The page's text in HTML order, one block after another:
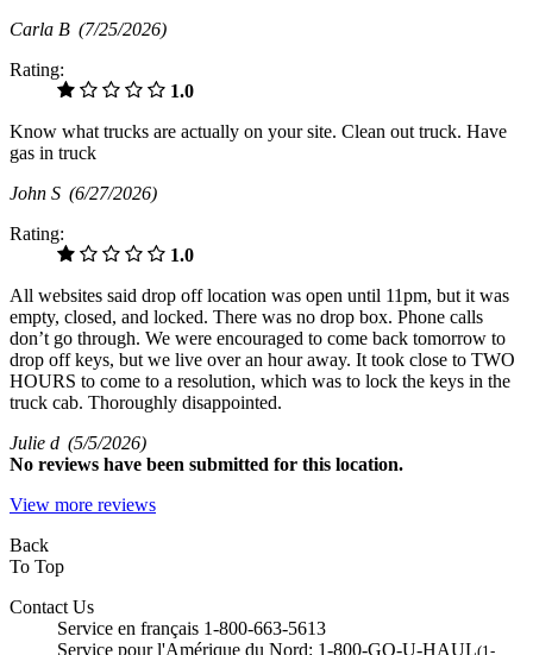
Carla B (7/25/2026)
Rating:
1.0
Know what trucks are actually on your site. Clean out truck. Have
gas in truck
John S (6/27/2026)
Rating:
1.0
All websites said drop off location was open until 11pm, but it was
empty, closed, and locked. There was no drop box. Phone calls
don’t go through. We were encouraged to come back tomorrow to
drop off keys, but we live over an hour away. It took close to TWO
HOURS to come to a resolution, which was to lock the keys in the
truck cab. Thoroughly disappointed.
Julie d (5/5/2026)
No reviews have been submitted for this location.
View more reviews
Back
To Top
Contact Us
Service en français 1-800-663-5613
Service pour l'Amérique du Nord: 1-800-GO-U-HAUL(1-